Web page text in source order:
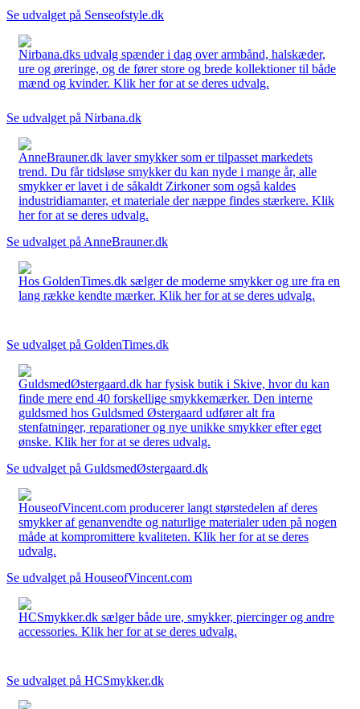
Se udvalget på Senseofstyle.dk
Nirbana.dks udvalg spænder i dag over armbånd, halskæder,
ure og øreringe, og de fører store og brede kollektioner til både
mænd og kvinder. Klik her for at se deres udvalg.
Se udvalget på Nirbana.dk
AnneBrauner.dk laver smykker som er tilpasset markedets
trend. Du får tidsløse smykker du kan nyde i mange år, alle
smykker er lavet i de såkaldt Zirkoner som også kaldes
industridiamanter, et materiale der næppe findes stærkere. Klik
her for at se deres udvalg.
Se udvalget på AnneBrauner.dk
Hos GoldenTimes.dk sælger de moderne smykker og ure fra en
lang række kendte mærker. Klik her for at se deres udvalg.
Se udvalget på GoldenTimes.dk
GuldsmedØstergaard.dk har fysisk butik i Skive, hvor du kan
finde mere end 40 forskellige smykkemærker. Den interne
guldsmed hos Guldsmed Østergaard udfører alt fra
stenfatninger, reparationer og nye unikke smykker efter eget
ønske. Klik her for at se deres udvalg.
Se udvalget på GuldsmedØstergaard.dk
HouseofVincent.com producerer langt størstedelen af deres
smykker af genanvendte og naturlige materialer uden på nogen
måde at kompromittere kvaliteten. Klik her for at se deres
udvalg.
Se udvalget på HouseofVincent.com
HCSmykker.dk sælger både ure, smykker, piercinger og andre
accessories. Klik her for at se deres udvalg.
Se udvalget på HCSmykker.dk